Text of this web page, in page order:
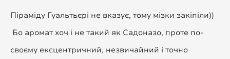
Піраміду Гуальтьєрі не вказує, тому мізки закіпіли))
Бо аромат хоч і не такий як Садоназо, проте по-
своєму ексцентричний, незвичайний і точно